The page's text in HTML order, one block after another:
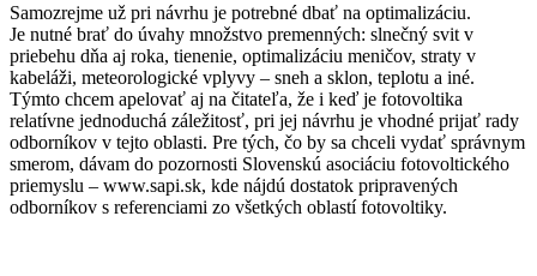
Samozrejme už pri návrhu je potrebné dbať na optimalizáciu.
Je nutné brať do úvahy množstvo premenných: slnečný svit v
priebehu dňa aj roka, tienenie, optimalizáciu meničov, straty v
kabeláži, meteorologické vplyvy – sneh a sklon, teplotu a iné.
Týmto chcem apelovať aj na čitateľa, že i keď je fotovoltika
relatívne jednoduchá záležitosť, pri jej návrhu je vhodné prijať rady
odborníkov v tejto oblasti. Pre tých, čo by sa chceli vydať správnym
smerom, dávam do pozornosti Slovenskú asociáciu fotovoltického
priemyslu – www.sapi.sk, kde nájdú dostatok pripravených
odborníkov s referenciami zo všetkých oblastí fotovoltiky.